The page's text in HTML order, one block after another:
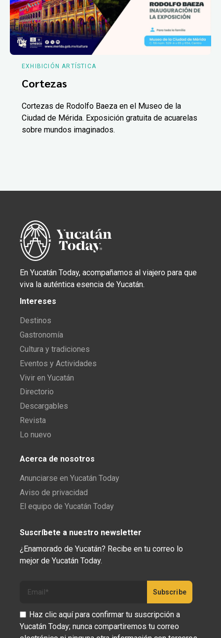
EXHIBICIÓN ARTÍSTICA
Cortezas
Cortezas de Rodolfo Baeza en el Museo de la
Ciudad de Mérida. Exposición gratuita de acuarelas
sobre mundos imaginados.
En Yucatán Today, acompañamos al viajero para que
viva la auténtica esencia de Yucatán.
Intereses
Destinos
Gastronomía
Cultura y tradiciones
Eventos y Actividades
Vivir en Yucatán
Directorio
Descargables
Revista
Lo nuevo
Acerca de nosotros
Anunciarse en Yucatán Today
Aviso de privacidad
El equipo de Yucatán Today
Suscríbete a nuestro newsletter
¿Enamorado de Yucatán? Recibe en tu correo lo
mejor de Yucatán Today.
Haz clic aquí para confirmar tu suscripción a
Yucatán Today; nunca compartiremos tu correo